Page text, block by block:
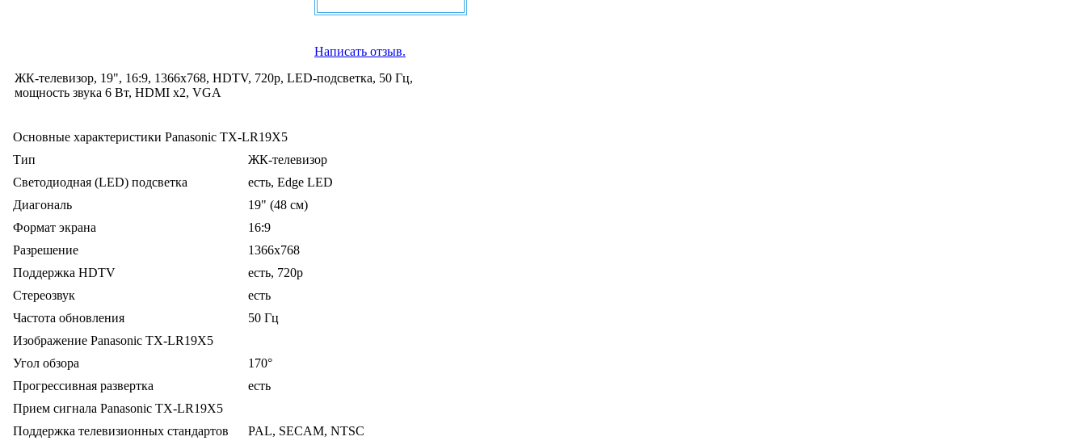
Написать отзыв.
ЖК-телевизор, 19", 16:9, 1366x768, HDTV, 720p, LED-подсветка, 50 Гц,
мощность звука 6 Вт, HDMI x2, VGA
Основные характеристики Panasonic TX-LR19X5
Тип
ЖК-телевизор
Светодиодная (LED) подсветка
есть, Edge LED
Диагональ
19" (48 см)
Формат экрана
16:9
Разрешение
1366x768
Поддержка HDTV
есть, 720p
Стереозвук
есть
Частота обновления
50 Гц
Изображение Panasonic TX-LR19X5
Угол обзора
170°
Прогрессивная развертка
есть
Прием сигнала Panasonic TX-LR19X5
Поддержка телевизионных стандартов
PAL, SECAM, NTSC